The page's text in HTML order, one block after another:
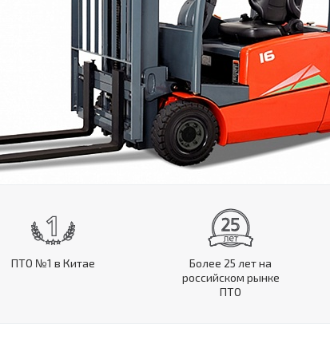
ПТО №1 в Китае
Более 25 лет на
российском рынке
ПТО